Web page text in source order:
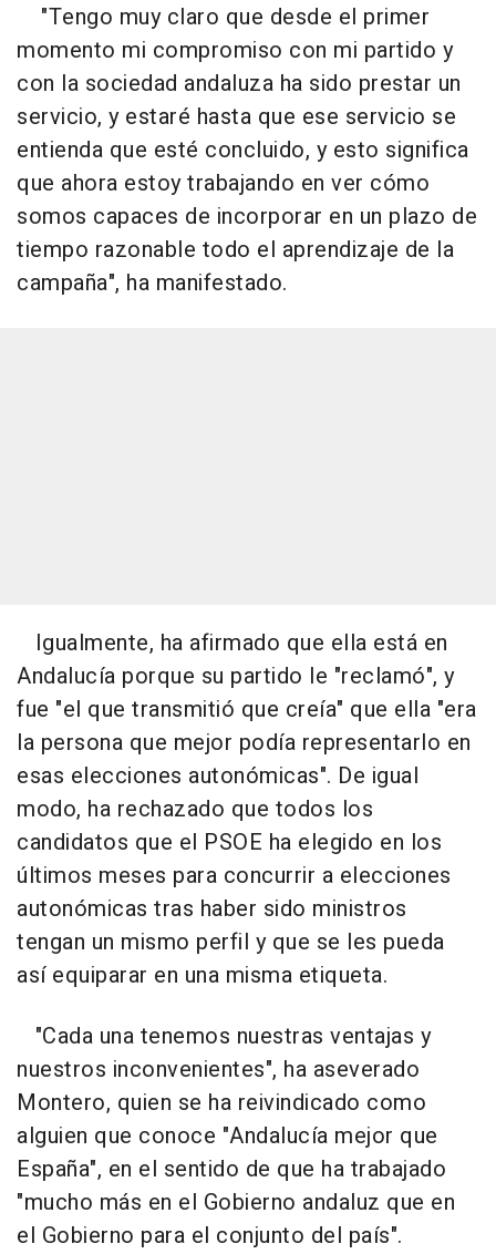
"Tengo muy claro que desde el primer
momento mi compromiso con mi partido y
con la sociedad andaluza ha sido prestar un
servicio, y estaré hasta que ese servicio se
entienda que esté concluido, y esto significa
que ahora estoy trabajando en ver cómo
somos capaces de incorporar en un plazo de
tiempo razonable todo el aprendizaje de la
campaña", ha manifestado.
Igualmente, ha afirmado que ella está en
Andalucía porque su partido le "reclamó", y
fue "el que transmitió que creía" que ella "era
la persona que mejor podía representarlo en
esas elecciones autonómicas". De igual
modo, ha rechazado que todos los
candidatos que el PSOE ha elegido en los
últimos meses para concurrir a elecciones
autonómicas tras haber sido ministros
tengan un mismo perfil y que se les pueda
así equiparar en una misma etiqueta.
"Cada una tenemos nuestras ventajas y
nuestros inconvenientes", ha aseverado
Montero, quien se ha reivindicado como
alguien que conoce "Andalucía mejor que
España", en el sentido de que ha trabajado
"mucho más en el Gobierno andaluz que en
el Gobierno para el conjunto del país".